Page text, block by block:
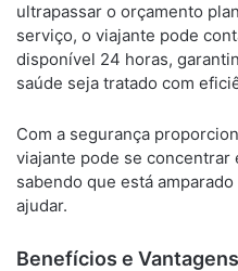
ultrapassar o orçamento
serviço, o viajante pode
disponível 24 horas,
saúde seja tratado com
Com a segurança
viajante pode se concentrar
sabendo que está
ajudar.
Benefícios e